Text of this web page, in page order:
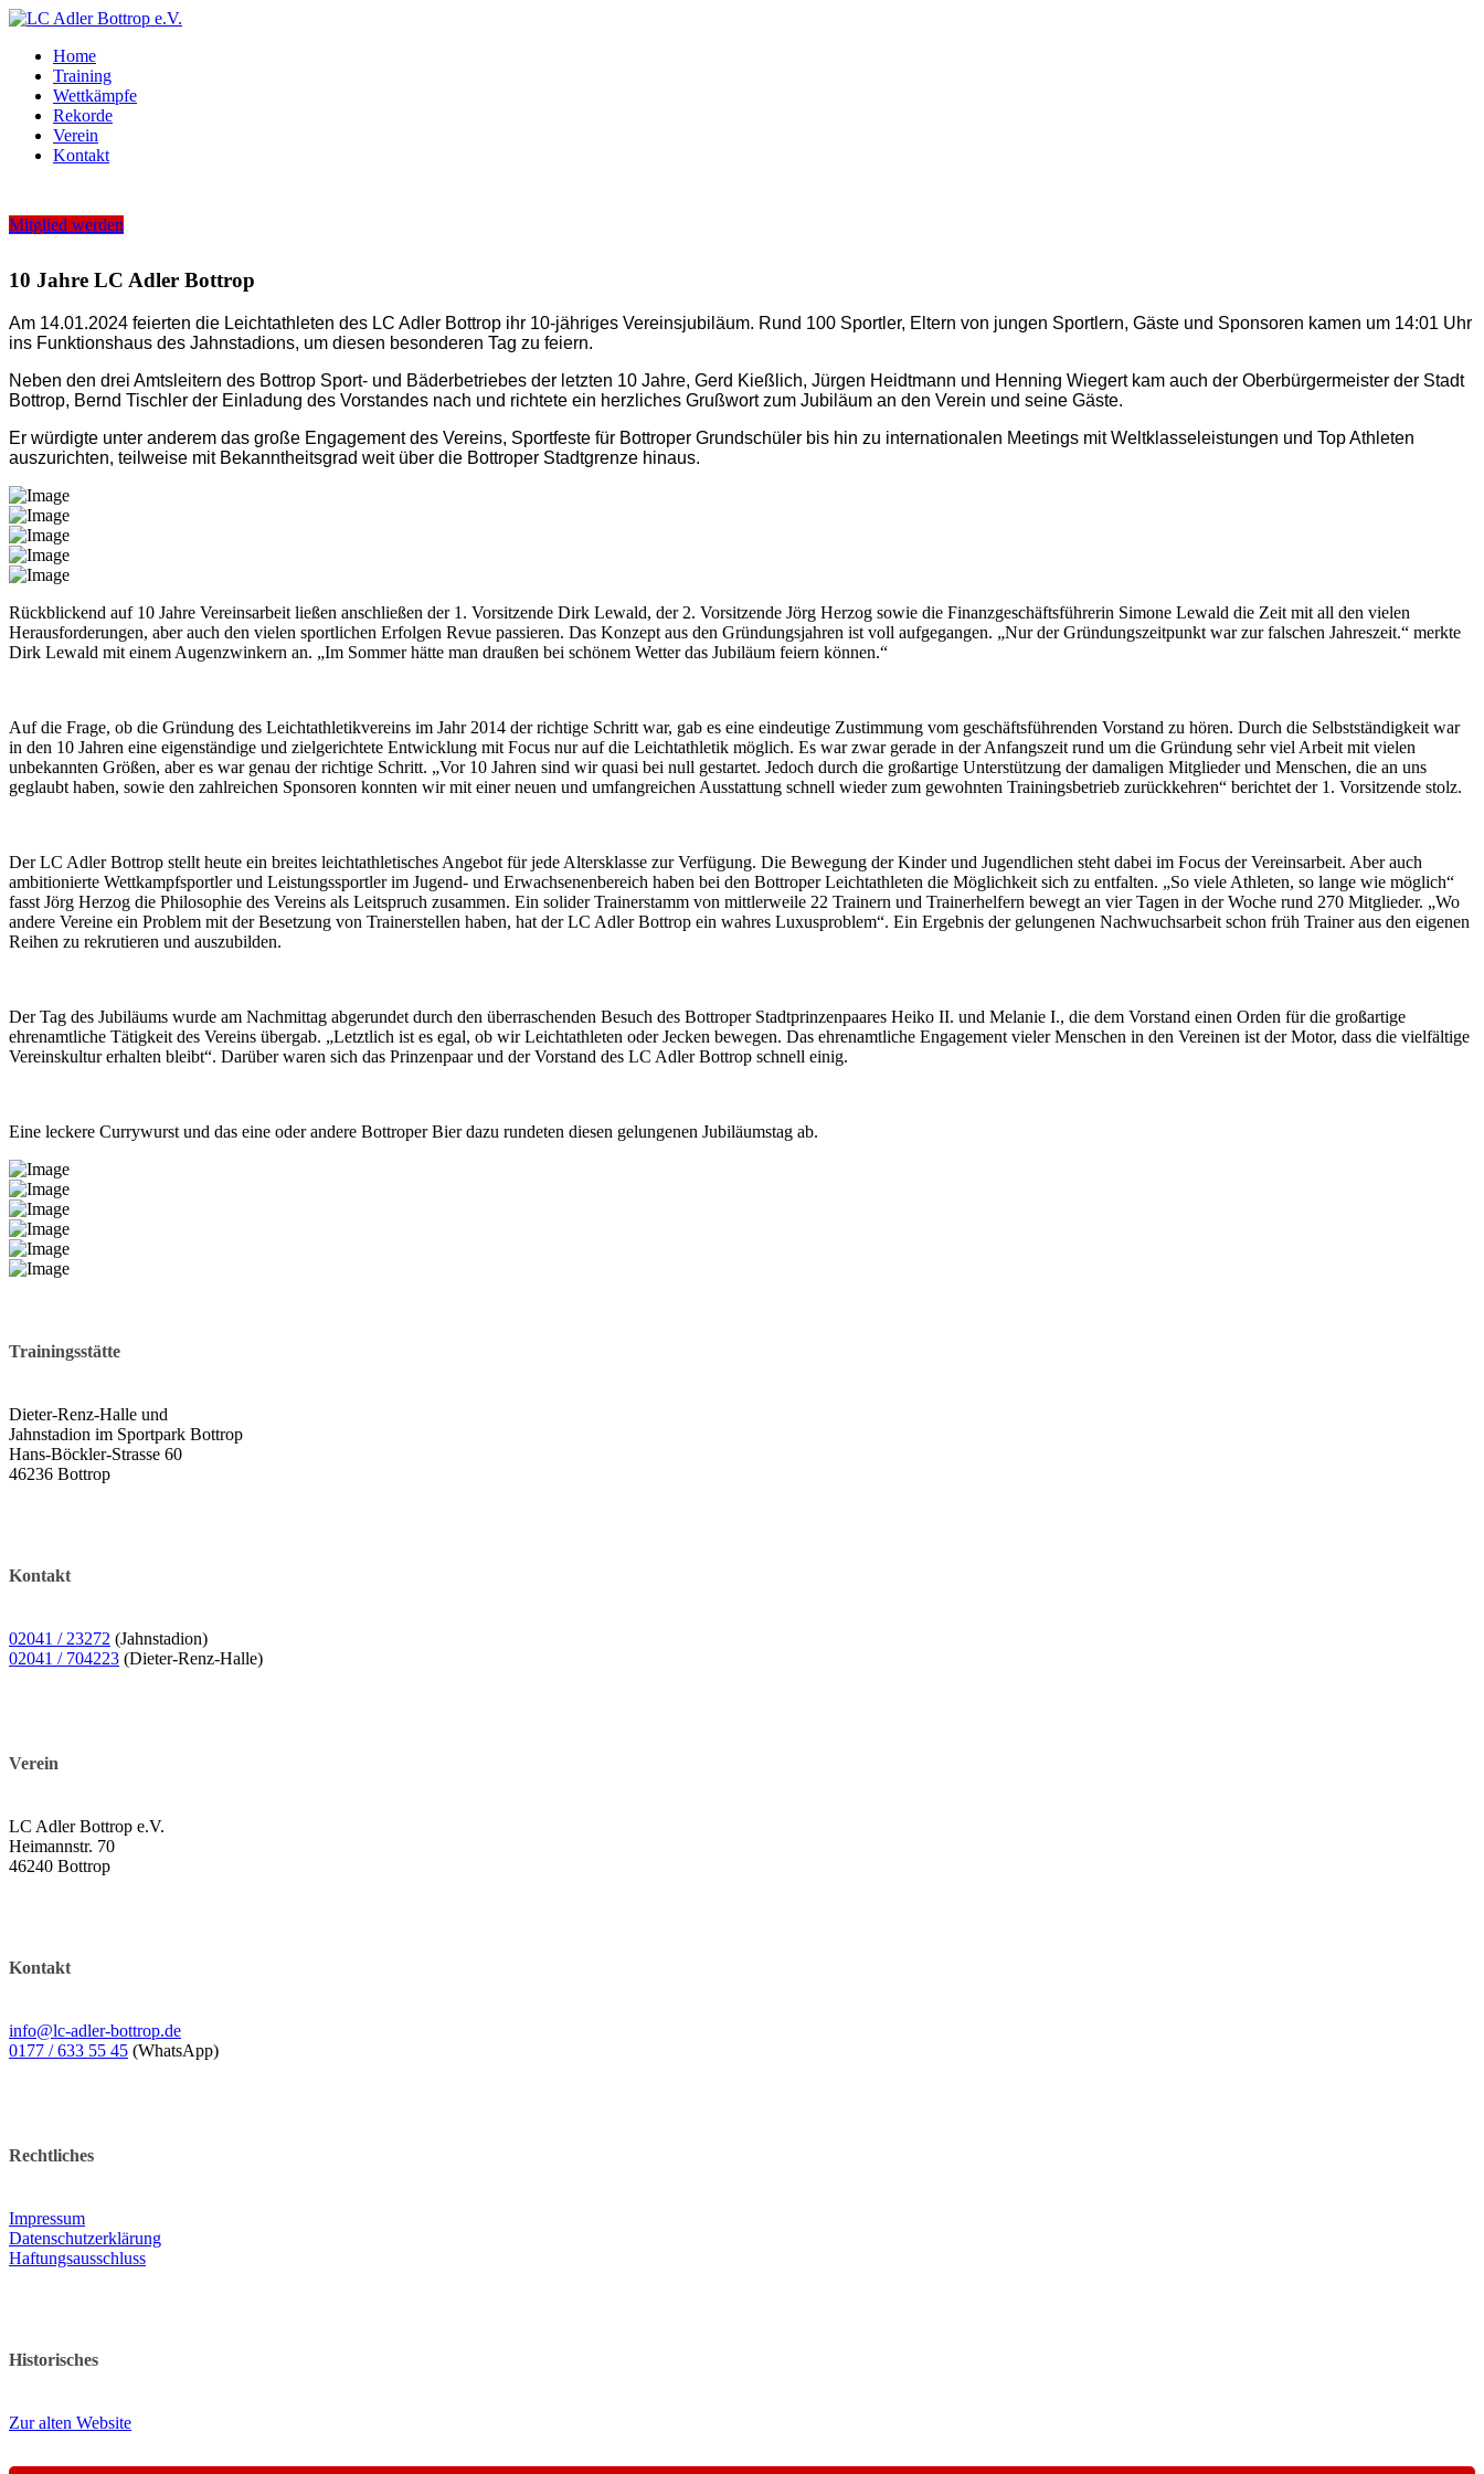
Home
Training
Wettkämpfe
Rekorde
Verein
Kontakt
Mitglied werden
10 Jahre LC Adler Bottrop
Am 14.01.2024 feierten die Leichtathleten des LC Adler Bottrop ihr 10-jähriges Vereinsjubiläum. Rund 100 Sportler, Eltern von jungen Sportlern, Gäste und Sponsoren kamen um 14:01 Uhr
ins Funktionshaus des Jahnstadions, um diesen besonderen Tag zu feiern.
Neben den drei Amtsleitern des Bottrop Sport- und Bäderbetriebes der letzten 10 Jahre, Gerd Kießlich, Jürgen Heidtmann und Henning Wiegert kam auch der Oberbürgermeister der Stadt
Bottrop, Bernd Tischler der Einladung des Vorstandes nach und richtete ein herzliches Grußwort zum Jubiläum an den Verein und seine Gäste.
Er würdigte unter anderem das große Engagement des Vereins, Sportfeste für Bottroper Grundschüler bis hin zu internationalen Meetings mit Weltklasseleistungen und Top Athleten
auszurichten, teilweise mit Bekanntheitsgrad weit über die Bottroper Stadtgrenze hinaus.
Rückblickend auf 10 Jahre Vereinsarbeit ließen anschließen der 1. Vorsitzende Dirk Lewald, der 2. Vorsitzende Jörg Herzog sowie die Finanzgeschäftsführerin Simone Lewald die Zeit mit all den vielen
Herausforderungen, aber auch den vielen sportlichen Erfolgen Revue passieren. Das Konzept aus den Gründungsjahren ist voll aufgegangen. „Nur der Gründungszeitpunkt war zur falschen Jahreszeit.“ merkte
Dirk Lewald mit einem Augenzwinkern an. „Im Sommer hätte man draußen bei schönem Wetter das Jubiläum feiern können.“
Auf die Frage, ob die Gründung des Leichtathletikvereins im Jahr 2014 der richtige Schritt war, gab es eine eindeutige Zustimmung vom geschäftsführenden Vorstand zu hören. Durch die Selbstständigkeit war
in den 10 Jahren eine eigenständige und zielgerichtete Entwicklung mit Focus nur auf die Leichtathletik möglich. Es war zwar gerade in der Anfangszeit rund um die Gründung sehr viel Arbeit mit vielen
unbekannten Größen, aber es war genau der richtige Schritt. „Vor 10 Jahren sind wir quasi bei null gestartet. Jedoch durch die großartige Unterstützung der damaligen Mitglieder und Menschen, die an uns
geglaubt haben, sowie den zahlreichen Sponsoren konnten wir mit einer neuen und umfangreichen Ausstattung schnell wieder zum gewohnten Trainingsbetrieb zurückkehren“ berichtet der 1. Vorsitzende stolz.
Der LC Adler Bottrop stellt heute ein breites leichtathletisches Angebot für jede Altersklasse zur Verfügung. Die Bewegung der Kinder und Jugendlichen steht dabei im Focus der Vereinsarbeit. Aber auch
ambitionierte Wettkampfsportler und Leistungssportler im Jugend- und Erwachsenenbereich haben bei den Bottroper Leichtathleten die Möglichkeit sich zu entfalten. „So viele Athleten, so lange wie möglich“
fasst Jörg Herzog die Philosophie des Vereins als Leitspruch zusammen. Ein solider Trainerstamm von mittlerweile 22 Trainern und Trainerhelfern bewegt an vier Tagen in der Woche rund 270 Mitglieder. „Wo
andere Vereine ein Problem mit der Besetzung von Trainerstellen haben, hat der LC Adler Bottrop ein wahres Luxusproblem“. Ein Ergebnis der gelungenen Nachwuchsarbeit schon früh Trainer aus den eigenen
Reihen zu rekrutieren und auszubilden.
Der Tag des Jubiläums wurde am Nachmittag abgerundet durch den überraschenden Besuch des Bottroper Stadtprinzenpaares Heiko II. und Melanie I., die dem Vorstand einen Orden für die großartige
ehrenamtliche Tätigkeit des Vereins übergab. „Letztlich ist es egal, ob wir Leichtathleten oder Jecken bewegen. Das ehrenamtliche Engagement vieler Menschen in den Vereinen ist der Motor, dass die vielfältige
Vereinskultur erhalten bleibt“. Darüber waren sich das Prinzenpaar und der Vorstand des LC Adler Bottrop schnell einig.
Eine leckere Currywurst und das eine oder andere Bottroper Bier dazu rundeten diesen gelungenen Jubiläumstag ab.
Trainingsstätte
Dieter-Renz-Halle und
Jahnstadion im Sportpark Bottrop
Hans-Böckler-Strasse 60
46236 Bottrop
Kontakt
02041 / 23272 (Jahnstadion)
02041 / 704223 (Dieter-Renz-Halle)
Verein
LC Adler Bottrop e.V.
Heimannstr. 70
46240 Bottrop
Kontakt
info@lc-adler-bottrop.de
0177 / 633 55 45 (WhatsApp)
Rechtliches
Impressum
Datenschutzerklärung
Haftungsausschluss
Historisches
Zur alten Website